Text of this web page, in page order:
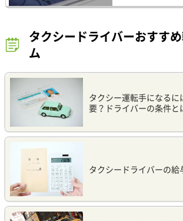
タクシードライバーおすす
ム
タクシー運転手になる
要？ドライバーの条件と
タクシードライバーの給